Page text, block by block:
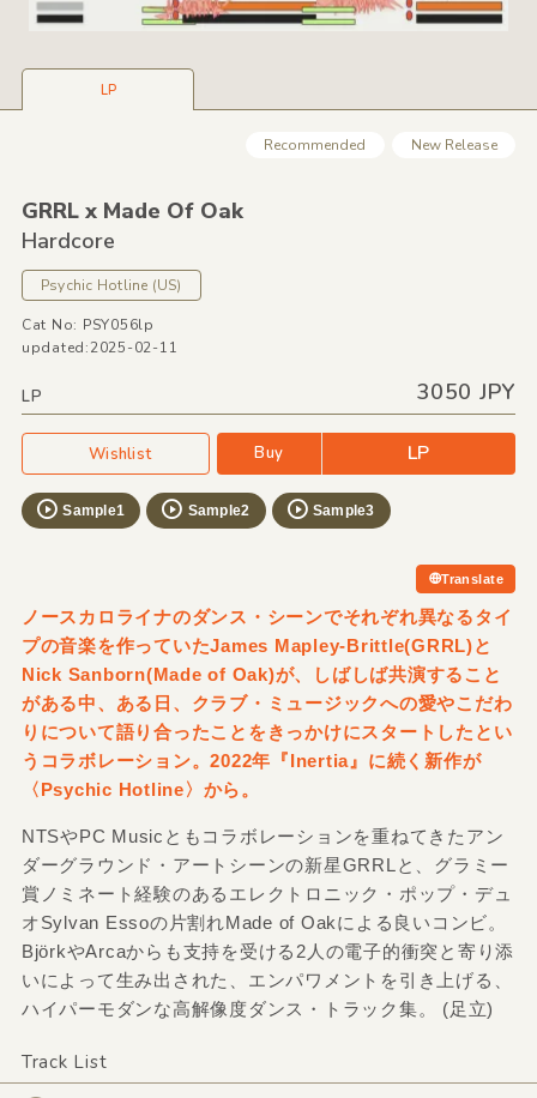
LP
Recommended New Release
GRRL x Made Of Oak
Hardcore
Psychic Hotline (US)
Cat No: PSY056lp
updated:2025-02-11
LP 3050 JPY
Wishlist Buy LP
Sample1 Sample2 Sample3
Translate
ノースカロライナのダンス・シーンでそれぞれ異なるタイ
プの音楽を作っていたJames Mapley-Brittle(GRRL)と
Nick Sanborn(Made of Oak)が、しばしば共演すること
がある中、ある日、クラブ・ミュージックへの愛やこだわ
りについて語り合ったことをきっかけにスタートしたとい
うコラボレーション。2022年『Inertia』に続く新作が
〈Psychic Hotline〉から。
NTSやPC Musicともコラボレーションを重ねてきたアン
ダーグラウンド・アートシーンの新星GRRLと、グラミー
賞ノミネート経験のあるエレクトロニック・ポップ・デュ
オSylvan Essoの片割れMade of Oakによる良いコンビ。
BjörkやArcaからも支持を受ける2人の電子的衝突と寄り添
いによって生み出された、エンパワメントを引き上げる、
ハイパーモダンな高解像度ダンス・トラック集。 (足立)
Track List